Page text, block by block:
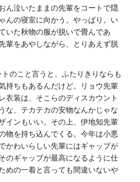
ん泣いたままの先輩をコートで隠
んの寝室に向かう。やっぱり。い
いた秋物の服が脱いで畳んであ
輩をあやしながら、とりあえず脱
のこと言うと、ふたりきりならも
持ちもあるんだけど。リョウ先輩
衣装は、そこらのディスカウント
な、テカテカの安物なんかじゃな
インもいい。その上、伊地知先輩
物を持ち込んでくる。今年は小悪
かわいらしい先輩にはギャップが
のギャップが最高になるように仕
めの一着と言っても間違いないや